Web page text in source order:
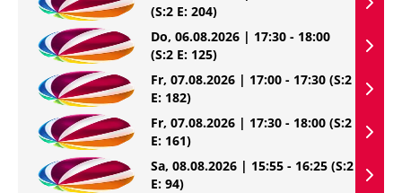
(S:2 E: 204)
Do, 06.08.2026 | 17:30 - 18:00
(S:2 E: 125)
Fr, 07.08.2026 | 17:00 - 17:30 (S:2
E: 182)
Fr, 07.08.2026 | 17:30 - 18:00 (S:2
E: 161)
Sa, 08.08.2026 | 15:55 - 16:25 (S:2
E: 94)